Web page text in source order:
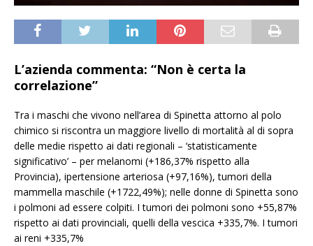
L’azienda commenta: “Non è certa la
correlazione”
Tra i maschi che vivono nell’area di Spinetta attorno al polo
chimico si riscontra un maggiore livello di mortalità al di sopra
delle medie rispetto ai dati regionali – ‘statisticamente
significativo’ – per melanomi (+186,37% rispetto alla
Provincia), ipertensione arteriosa (+97,16%), tumori della
mammella maschile (+1722,49%); nelle donne di Spinetta sono
i polmoni ad essere colpiti. I tumori dei polmoni sono +55,87%
rispetto ai dati provinciali, quelli della vescica +335,7%. I tumori
ai reni +335,7%